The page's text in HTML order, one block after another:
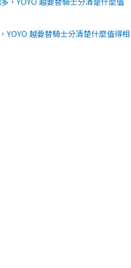
YOYO 越要替騎士分清楚什麼值得相